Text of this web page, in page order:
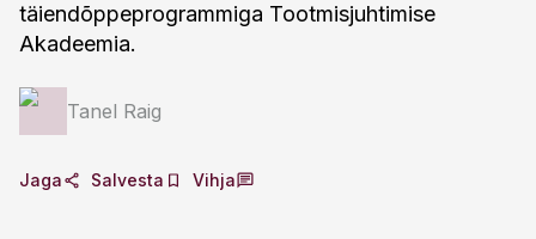
täiendõppeprogrammiga Tootmisjuhtimise
Akadeemia.
Tanel Raig
Jaga Salvesta Vihja